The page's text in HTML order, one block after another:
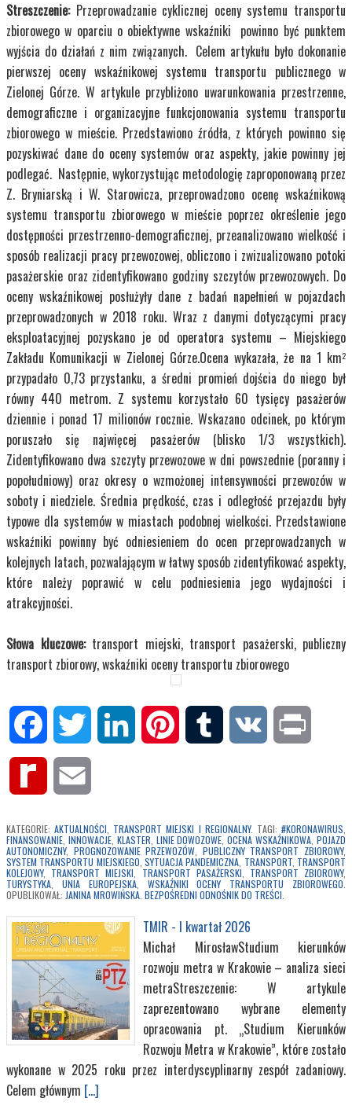
Streszczenie: Przeprowadzanie cyklicznej oceny systemu transportu
zbiorowego w oparciu o obiektywne wskaźniki powinno być punktem
wyjścia do działań z nim związanych. Celem artykułu było dokonanie
pierwszej oceny wskaźnikowej systemu transportu publicznego w
Zielonej Górze. W artykule przybliżono uwarunkowania przestrzenne,
demograficzne i organizacyjne funkcjonowania systemu transportu
zbiorowego w mieście. Przedstawiono źródła, z których powinno się
pozyskiwać dane do oceny systemów oraz aspekty, jakie powinny jej
podlegać. Następnie, wykorzystując metodologię zaproponowaną przez
Z. Bryniarską i W. Starowicza, przeprowadzono ocenę wskaźnikową
systemu transportu zbiorowego w mieście poprzez określenie jego
dostępności przestrzenno-demograficznej, przeanalizowano wielkość i
sposób realizacji pracy przewozowej, obliczono i zwizualizowano potoki
pasażerskie oraz zidentyfikowano godziny szczytów przewozowych. Do
oceny wskaźnikowej posłużyły dane z badań napełnień w pojazdach
przeprowadzonych w 2018 roku. Wraz z danymi dotyczącymi pracy
eksploatacyjnej pozyskano je od operatora systemu – Miejskiego
Zakładu Komunikacji w Zielonej Górze.Ocena wykazała, że na 1 km2
przypadało 0,73 przystanku, a średni promień dojścia do niego był
równy 440 metrom. Z systemu korzystało 60 tysięcy pasażerów
dziennie i ponad 17 milionów rocznie. Wskazano odcinek, po którym
poruszało się najwięcej pasażerów (blisko 1/3 wszystkich).
Zidentyfikowano dwa szczyty przewozowe w dni powszednie (poranny i
popołudniowy) oraz okresy o wzmożonej intensywności przewozów w
soboty i niedziele. Średnia prędkość, czas i odległość przejazdu były
typowe dla systemów w miastach podobnej wielkości. Przedstawione
wskaźniki powinny być odniesieniem do ocen przeprowadzanych w
kolejnych latach, pozwalającym w łatwy sposób zidentyfikować aspekty,
które należy poprawić w celu podniesienia jego wydajności i
atrakcyjności.
Słowa kluczowe: transport miejski, transport pasażerski, publiczny
transport zbiorowy, wskaźniki oceny transportu zbiorowego
Facebook Twitter LinkedIn Pinterest Tumblr VK
Rediff
KATEGORIE:AKTUALNOŚCI, TRANSPORT MIEJSKI I REGIONALNY. TAGI:#KORONAWIRUS,
FINANSOWANIE, INNOWACJE, KLASTER, LINIE DOWOZOWE,OCENA WSKAŹNIKOWA,POJAZD
AUTONOMICZNY, PROGNOZOWANIE PRZEWOZÓW, PUBLICZNY TRANSPORT ZBIOROWY,
SYSTEM TRANSPORTU MIEJSKIEGO,SYTUACJA PANDEMICZNA, TRANSPORT, TRANSPORT
KOLEJOWY, TRANSPORT MIEJSKI, TRANSPORT PASAŻERSKI, TRANSPORT ZBIOROWY,
TURYSTYKA, UNIA EUROPEJSKA, WSKAŹNIKI OCENY TRANSPORTU ZBIOROWEGO.
OPUBLIKOWAŁ: JANINA MROWIŃSKA. BEZPOŚREDNI ODNOŚNIK DO TREŚCI.
TMIR - I kwartał 2026
Michał MirosławStudium kierunków
rozwoju metra w Krakowie – analiza sieci
metraStreszczenie: W artykule
zaprezentowano wybrane elementy
opracowania pt. „Studium Kierunków
Rozwoju Metra w Krakowie”, które zostało
wykonane w 2025 roku przez interdyscyplinarny zespół zadaniowy.
Celem głównym [...]